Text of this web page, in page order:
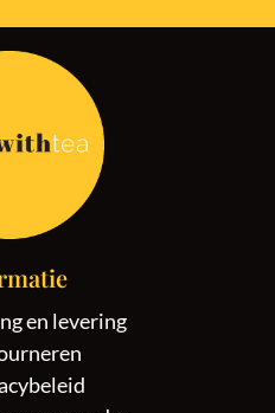
en levering